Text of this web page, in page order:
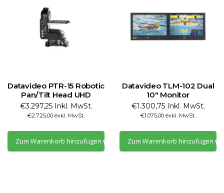
Datavideo PTR-15 Robotic
Pan/Tilt Head UHD
€3.297,25 Inkl. MwSt.
€2.725,00 exkl. MwSt.
Zum Warenkorb hinzufügen
Datavideo TLM-102 Dual
10" Monitor
€1.300,75 Inkl. MwSt.
€1.075,00 exkl. MwSt.
Zum Warenkorb hinzufügen